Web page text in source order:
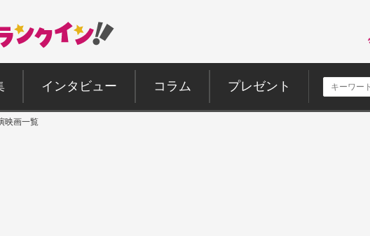
インタビュー コラム プレゼント
映画一覧